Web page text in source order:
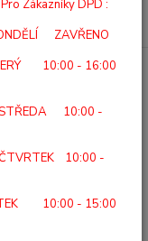
ADL 33
ADL 33
DPD :
ZAVŘENO
10:00 - 16:00
10:00 -
10:00 -
10:00 - 15:00